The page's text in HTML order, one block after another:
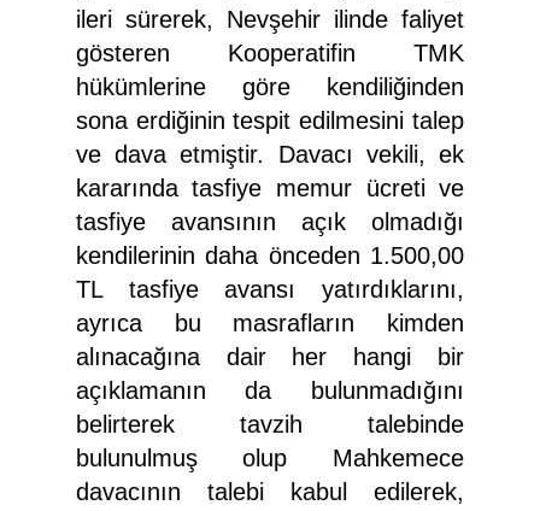
ileri sürerek, Nevşehir ilinde faliyet
gösteren Kooperatifin TMK
hükümlerine göre kendiliğinden
sona erdiğinin tespit edilmesini talep
ve dava etmiştir. Davacı vekili, ek
kararında tasfiye memur ücreti ve
tasfiye avansının açık olmadığı
kendilerinin daha önceden 1.500,00
TL tasfiye avansı yatırdıklarını,
ayrıca bu masrafların kimden
alınacağına dair her hangi bir
açıklamanın da bulunmadığını
belirterek tavzih talebinde
bulunulmuş olup Mahkemece
davacının talebi kabul edilerek,